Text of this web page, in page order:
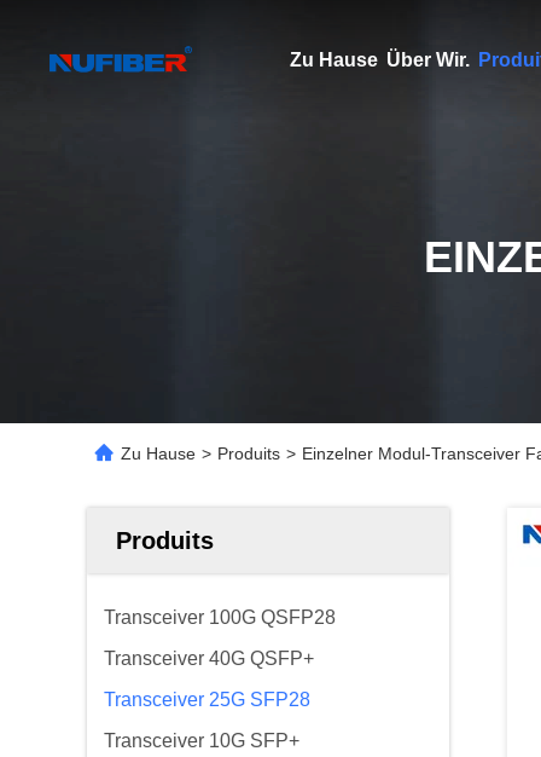
Zu Hause Über Wir.
Zu Hause > Produits > Einzelner Modul-Transceiver
Produits
Transceiver 100G QSFP28
Transceiver 40G QSFP+
Transceiver 25G SFP28
Transceiver 10G SFP+